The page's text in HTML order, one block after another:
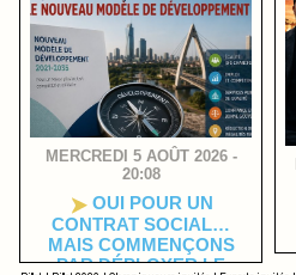
MERCREDI 5 AOÛT 2026 -
20:08
OUI POUR UN
CONTRAT SOCIAL…
MAIS COMMENÇONS
PAR DÉPLOYER LE